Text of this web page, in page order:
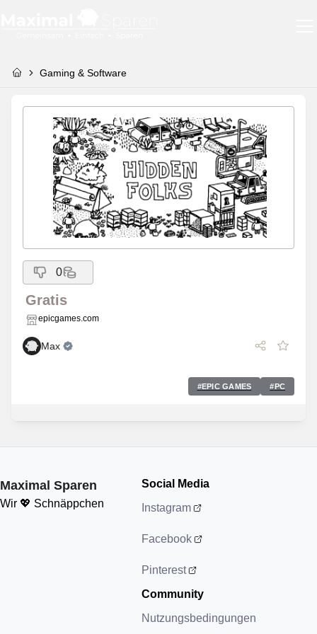
Gaming & Software
0
Gratis
epicgames.com
Max
#EPIC GAMES #PC
Maximal Sparen
Wir 💖 Schnäppchen
Social Media
Instagram
Facebook
Pinterest
Community
Nutzungsbedingungen